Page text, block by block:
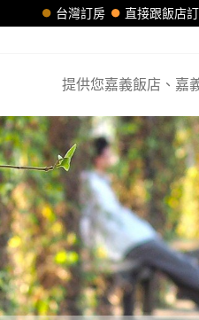
直接跟飯店
台灣訂房
提供您嘉義飯店、